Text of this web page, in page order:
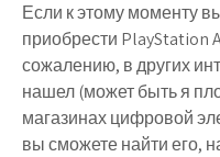
Если к этому моменту
приобрести PlayStation
сожалению, в других
нашел (может быть я
магазинах цифровой
вы сможете найти его,